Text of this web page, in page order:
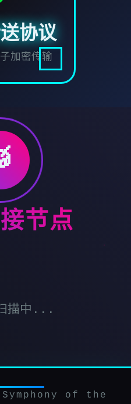
协议
加密传输
节点
描中...
of the